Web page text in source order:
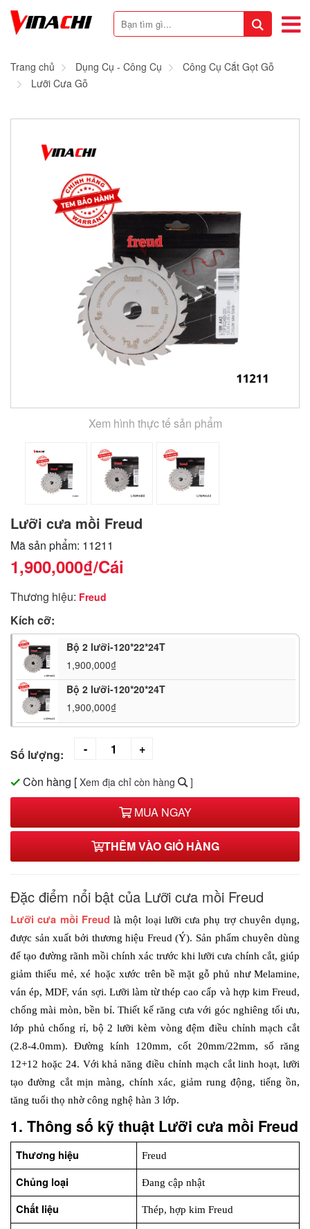
Trang chủ Dụng Cụ - Công Cụ
Công Cụ Cắt Gọt Gỗ
Lưỡi Cưa Gỗ
Xem hình thực tế sản phẩm
Lưỡi cưa mồi Freud
Mã sản phẩm: 11211
1,900,000₫/Cái
Thương hiệu: Freud
Kích cỡ:
Bộ 2 lưỡi-120*22*24T
1,900,000₫
Bộ 2 lưỡi-120*20*24T
1,900,000₫
Số lượng:
Còn hàng [ Xem địa chỉ còn hàng ]
MUA NGAY
THÊM VÀO GIỎ HÀNG
Đặc điểm nổi bật của Lưỡi cưa mồi Freud
Lưỡi cưa mồi Freud là một loại lưỡi cưa phụ trợ chuyên dụng,
được sản xuất bởi thương hiệu Freud (Ý). Sản phẩm chuyên dùng
để tạo đường rãnh mồi chính xác trước khi lưỡi cưa chính cắt, giúp
giảm thiểu mẻ, xé hoặc xước trên bề mặt gỗ phủ như Melamine,
ván ép, MDF, ván sợi. Lưỡi làm từ thép cao cấp và hợp kim Freud,
chống mài mòn, bền bỉ. Thiết kế răng cưa với góc nghiêng tối ưu,
lớp phủ chống rỉ, bộ 2 lưỡi kèm vòng đệm điều chỉnh mạch cắt
(2.8-4.0mm). Đường kính 120mm, cốt 20mm/22mm, số răng
12+12 hoặc 24. Với khả năng điều chỉnh mạch cắt linh hoạt, lưỡi
tạo đường cắt mịn màng, chính xác, giảm rung động, tiếng ồn,
tăng tuổi thọ nhờ công nghệ hàn 3 lớp.
1. Thông số kỹ thuật Lưỡi cưa mồi Freud
Thương hiệu Freud
Chủng loại Đang cập nhật
Chất liệu Thép, hợp kim Freud